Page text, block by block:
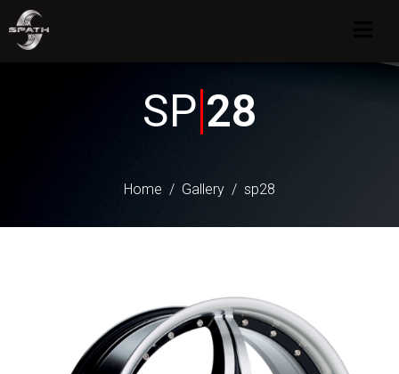
SP 28
Home Gallery sp28